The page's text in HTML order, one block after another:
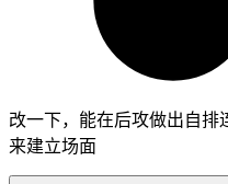
改一下，能在后攻做出自排
来建立场面